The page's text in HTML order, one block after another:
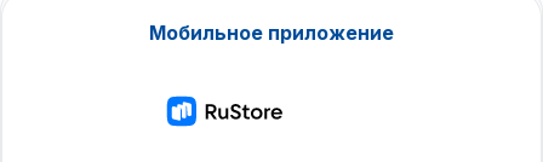
Мобильное приложение